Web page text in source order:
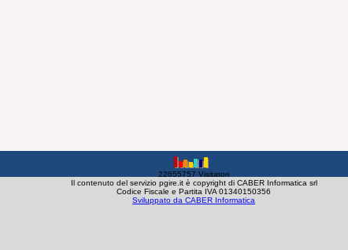
22655757 Visitatori
Il contenuto del servizio pgire.it è copyright di CABER Informatica srl
Codice Fiscale e Partita IVA 01340150356
Sviluppato da CABER Informatica